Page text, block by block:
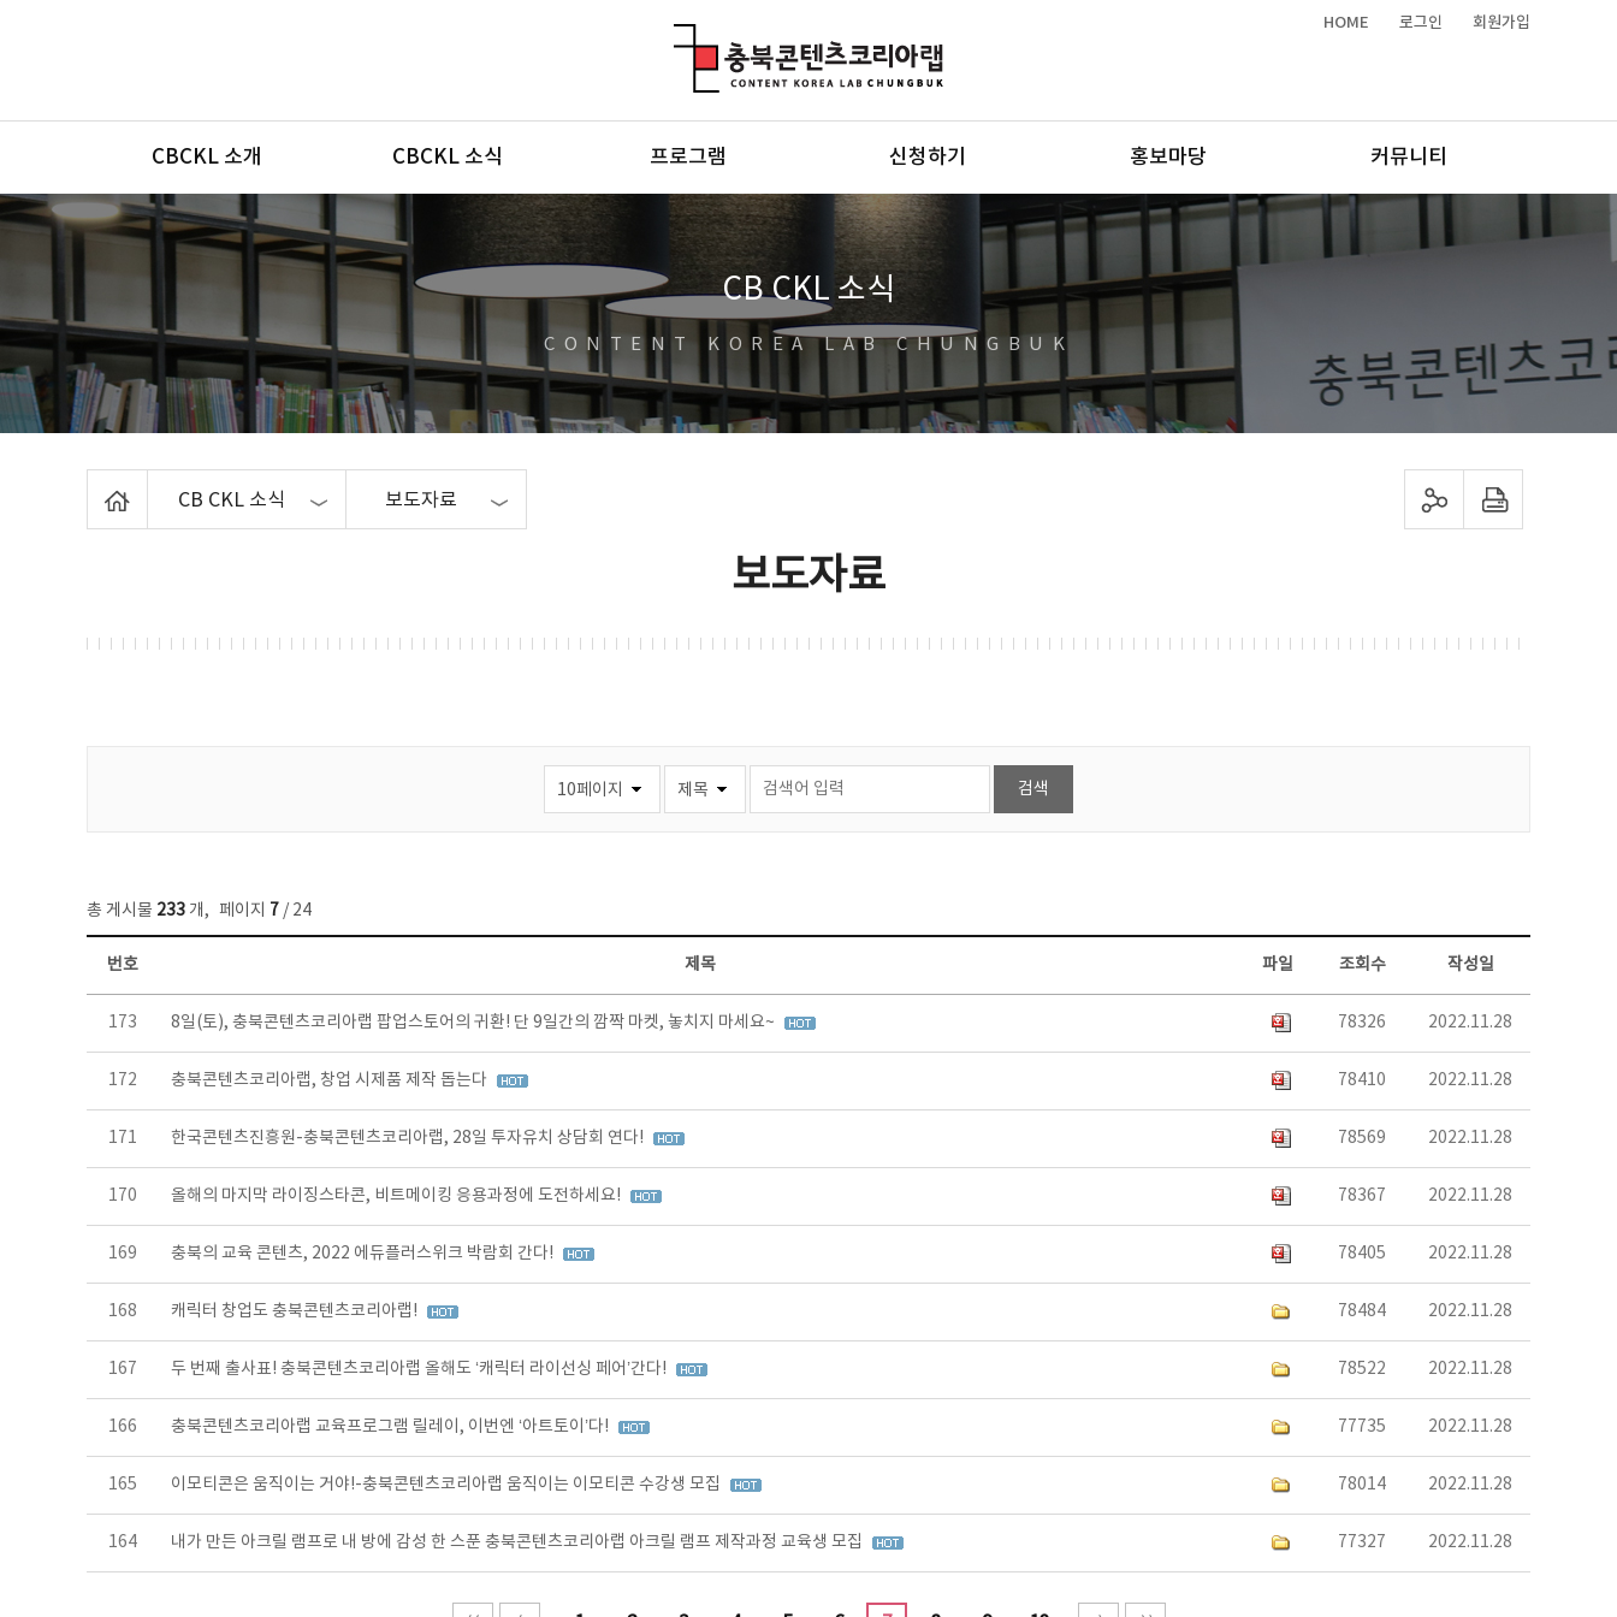
HOME 로그인 회원가입
메뉴
CBCKL 소개 CBCKL 소식 프로그램 신청하기 홍보마당 커뮤니티
CB CKL 소식
CONTENT KOREA LAB CHUNGBUK
CB CKL 소식 보도자료 sns 공유하기 프린트하기
보도자료
총 게시물 233 개, 페이지 7 / 24
보도자료 목록 - 번호, 제목, 작성자, 파일, 조회수, 작성일 정보 제공
번호 제목 파일 조회수 작성일
173 8일(토), 충북콘텐츠코리아랩 팝업스토어의 귀환! 단 9일간의 깜짝 마켓, 놓치지 마세요~ 78326 2022.11.28
172 충북콘텐츠코리아랩, 창업 시제품 제작 돕는다 78410 2022.11.28
171 한국콘텐츠진흥원-충북콘텐츠코리아랩, 28일 투자유치 상담회 연다! 78569 2022.11.28
170 올해의 마지막 라이징스타콘, 비트메이킹 응용과정에 도전하세요! 78367 2022.11.28
169 충북의 교육 콘텐츠, 2022 에듀플러스위크 박람회 간다! 78405 2022.11.28
168 캐릭터 창업도 충북콘텐츠코리아랩! 78484 2022.11.28
167 두 번째 출사표! 충북콘텐츠코리아랩 올해도 ‘캐릭터 라이선싱 페어’간다! 78522 2022.11.28
166 충북콘텐츠코리아랩 교육프로그램 릴레이, 이번엔 ‘아트토이’다! 77735 2022.11.28
165 이모티콘은 움직이는 거야!-충북콘텐츠코리아랩 움직이는 이모티콘 수강생 모집 78014 2022.11.28
164 내가 만든 아크릴 램프로 내 방에 감성 한 스푼 충북콘텐츠코리아랩 아크릴 램프 제작과정 교육생 모집 77327 2022.11.28